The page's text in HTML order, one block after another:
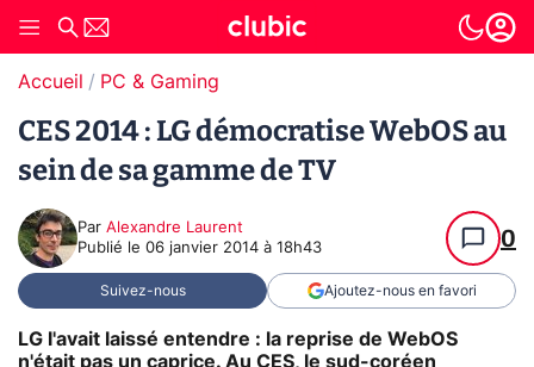
Accueil PC & Gaming
CES 2014 : LG démocratise WebOS au
sein de sa gamme de TV
Par Alexandre Laurent
Publié le 06 janvier 2014 à 18h43 0
Suivez-nous Ajoutez-nous en favori
LG l'avait laissé entendre : la reprise de WebOS
n'était pas un caprice. Au CES, le sud-coréen